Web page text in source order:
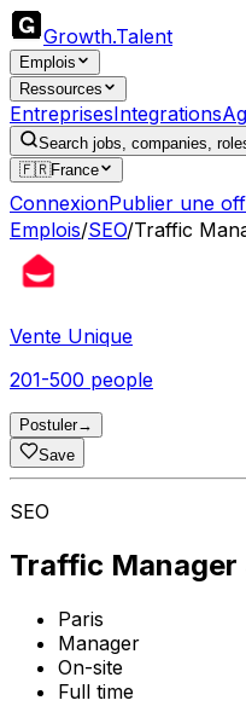
Growth.Talent
Emplois
Ressources
EntreprisesIntegrations
Search jobs, companies,
🇫🇷France
ConnexionPublier une
Emplois/SEO/Traffic
Vente Unique
201-500 people
Postuler→
Save
SEO
Traffic Manager
Paris
Manager
On-site
Full time